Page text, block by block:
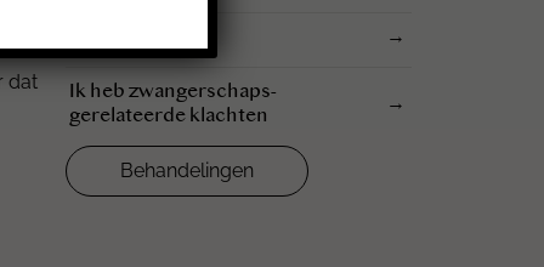
dat
→
Ik heb zwangerschaps-
gerelateerde klachten
→
Behandelingen